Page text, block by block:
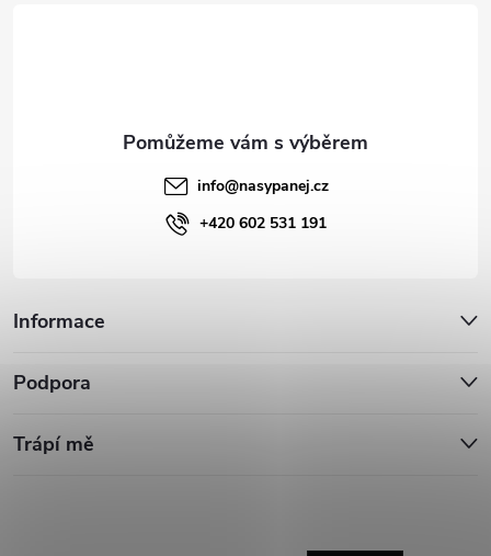
Informace
Podpora
Trápí mě
info@nasypanej.cz
+420 602 531 191